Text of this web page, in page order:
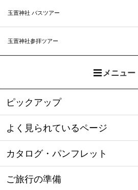
玉置神社 バスツアー
玉置神社参拝ツアー
メニュー
ピックアップ
よく見られているページ
カタログ・パンフレット
ご旅行の準備